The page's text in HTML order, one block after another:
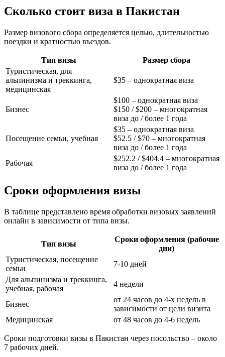
Сколько стоит виза в Пакистан
Размер визового сбора определяется целью, длительностью
поездки и кратностью въездов.
Тип визы
Размер сбора
Туристическая, для
альпинизма и треккинга,
медицинская
$35 – однократная виза
Бизнес
$100 – однократная виза
$150 / $200 – многократная
виза до / более 1 года
Посещение семьи, учебная
$35 – однократная виза
$52.5 / $70 – многократная
виза до / более 1 года
Рабочая
$252.2 / $404.4 – многократная
виза до / более 1 года
Сроки оформления визы
В таблице представлено время обработки визовых заявлений
онлайн в зависимости от типа визы.
Тип визы
Сроки оформления (рабочие
дни)
Туристическая, посещение
семьи
7-10 дней
Для альпинизма и треккинга,
учебная, рабочая
4 недели
Бизнес
от 24 часов до 4-х недель в
зависимости от цели визита
Медицинская
от 48 часов до 4-6 недель
Сроки подготовки визы в Пакистан через посольство – около
7 рабочих дней.